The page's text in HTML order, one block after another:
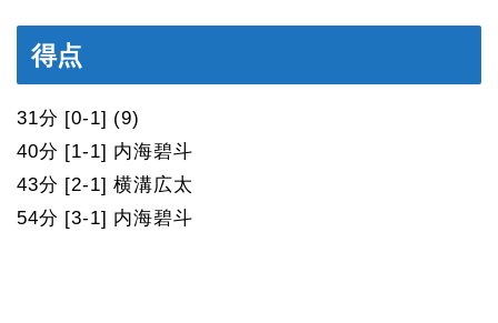
得点
31分 [0-1] (9)
40分 [1-1] 内海碧斗
43分 [2-1] 横溝広太
54分 [3-1] 内海碧斗